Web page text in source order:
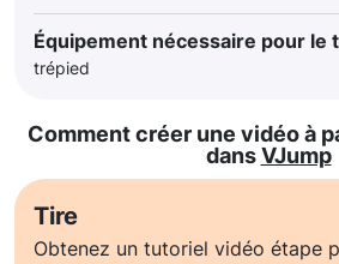
Équipement nécessaire pour le
trépied
Comment créer une vidéo à
dansVJump
Tire
Obtenez un tutoriel vidéo étape